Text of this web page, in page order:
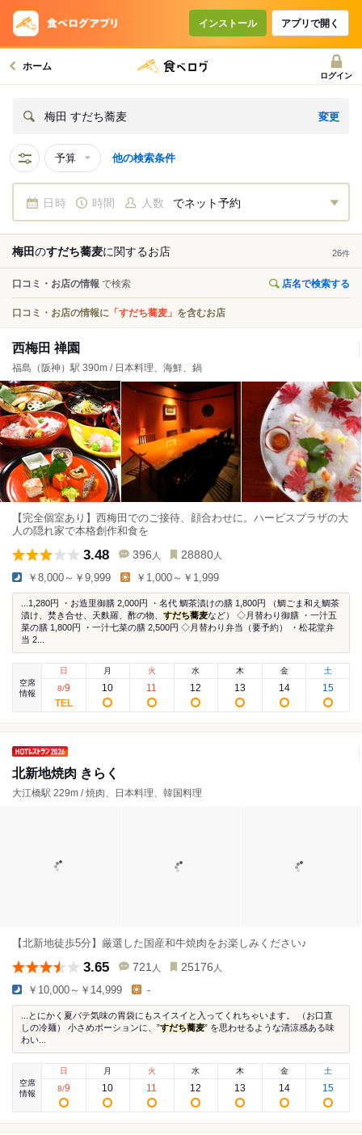
インストール アプリで開く
ホーム
ログイン
梅田 すだち蕎麦 変更
予算 他の検索条件
日時 時間 人数 でネット予約
梅田のすだち蕎麦に関するお店 26件
口コミ・お店の情報 で検索 店名で検索する
口コミ・お店の情報に 「すだち蕎麦」 を含むお店
西梅田 禅園
福島（阪神）駅 390m / 日本料理、海鮮、鍋
【完全個室あり】西梅田でのご接待、顔合わせに。ハービスプラザの大
人の隠れ家で本格創作和食を
3.48 396 人 28880 人
￥8,000～￥9,999 ￥1,000～￥1,999
...1,280円 ・お造里御膳 2,000円 ・名代 鯛茶漬けの膳 1,800円 （鯛ごま和え鯛茶
漬け、焚き合せ、天麩羅、酢の物、 すだち蕎麦など） ◇月替わり御膳 ・一汁五
菜の膳 1,800円 ・一汁七菜の膳 2,500円 ◇月替わり弁当（要予約） ・松花堂弁
当 2...
空席
情報
日
8/9
月
10
火
11
水
12
木
13
金
14
土
15
北新地焼肉 きらく
大江橋駅 229m / 焼肉、日本料理、韓国料理
【北新地徒歩5分】厳選した国産和牛焼肉をお楽しみください♪
3.65 721 人 25176 人
￥10,000～￥14,999 -
...とにかく夏バテ気味の胃袋にもスイスイと入ってくれちゃいます。 （お口直
しの冷麺） 小さめポーションに、”すだち蕎麦” を思わせるような清涼感ある味
わい...
空席
情報
日
8/9
月
10
火
11
水
12
木
13
金
14
土
15